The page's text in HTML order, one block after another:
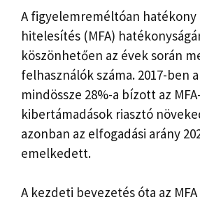
A figyelemreméltóan
hitelesítés (MFA)
köszönhetően az évek során
felhasználók száma. 2017-ben
mindössze 28%-a bízott az
kibertámadások riasztó
azonban az elfogadási arány
emelkedett.
A kezdeti bevezetés óta az